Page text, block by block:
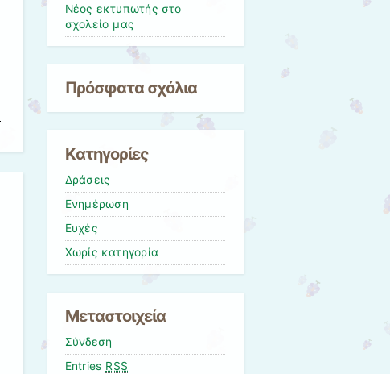
Νέος εκτυπωτής στο
σχολείο μας
Πρόσφατα σχόλια
Kατηγορίες
Δράσεις
Ενημέρωση
Ευχές
Χωρίς κατηγορία
Μεταστοιχεία
Σύνδεση
Entries RSS